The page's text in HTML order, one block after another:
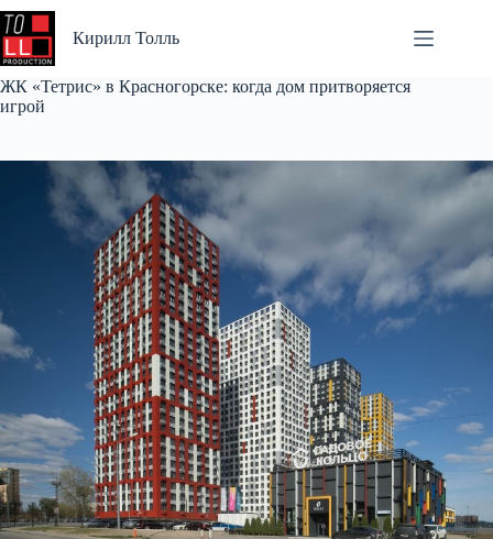
Перейти
к
Кирилл Толль
ЖК «Тетрис» в Красногорске: когда дом притворяется
игрой